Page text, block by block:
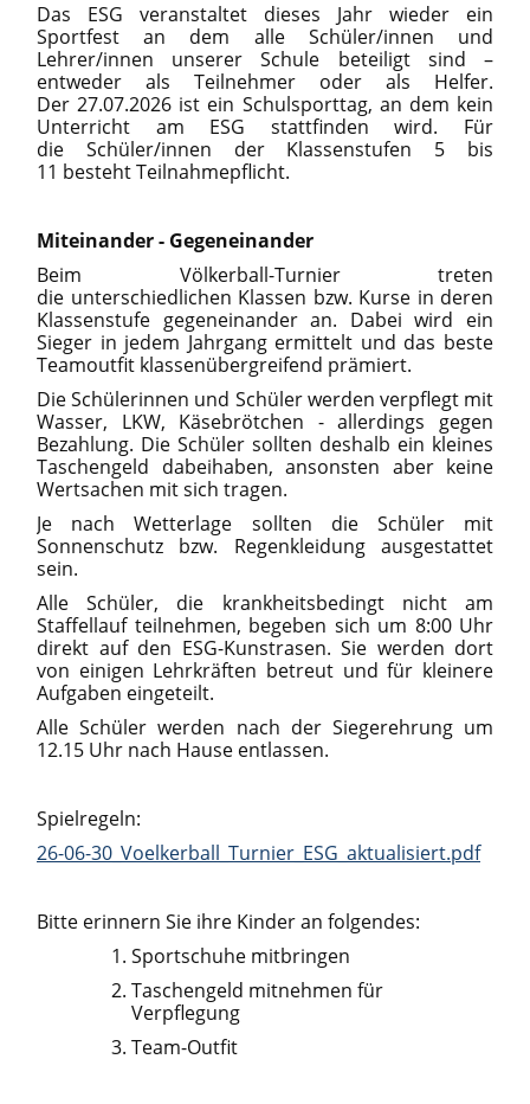
Das ESG veranstaltet dieses Jahr wieder ein
Sportfest an dem alle Schüler/innen und
Lehrer/innen unserer Schule beteiligt sind –
entweder als Teilnehmer oder als Helfer.
Der 27.07.2026 ist ein Schulsporttag, an dem kein
Unterricht am ESG stattfinden wird. Für
die Schüler/innen der Klassenstufen 5 bis
11 besteht Teilnahmepflicht.
Miteinander - Gegeneinander
Beim Völkerball-Turnier treten
die unterschiedlichen Klassen bzw. Kurse in deren
Klassenstufe gegeneinander an. Dabei wird ein
Sieger in jedem Jahrgang ermittelt und das beste
Teamoutfit klassenübergreifend prämiert.
Die Schülerinnen und Schüler werden verpflegt mit
Wasser, LKW, Käsebrötchen - allerdings gegen
Bezahlung. Die Schüler sollten deshalb ein kleines
Taschengeld dabeihaben, ansonsten aber keine
Wertsachen mit sich tragen.
Je nach Wetterlage sollten die Schüler mit
Sonnenschutz bzw. Regenkleidung ausgestattet
sein.
Alle Schüler, die krankheitsbedingt nicht am
Staffellauf teilnehmen, begeben sich um 8:00 Uhr
direkt auf den ESG-Kunstrasen. Sie werden dort
von einigen Lehrkräften betreut und für kleinere
Aufgaben eingeteilt.
Alle Schüler werden nach der Siegerehrung um
12.15 Uhr nach Hause entlassen.
Spielregeln:
26-06-30_Voelkerball_Turnier_ESG_aktualisiert.pdf
Bitte erinnern Sie ihre Kinder an folgendes:
Sportschuhe mitbringen
Taschengeld mitnehmen für
Verpflegung
Team-Outfit